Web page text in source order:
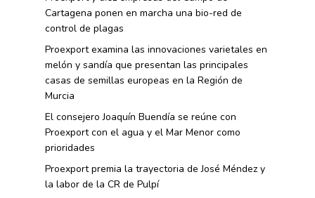
Cartagena ponen en marcha una bio-red de
control de plagas
Proexport examina las innovaciones varietales en
melón y sandía que presentan las principales
casas de semillas europeas en la Región de
Murcia
El consejero Joaquín Buendía se reúne con
Proexport con el agua y el Mar Menor como
prioridades
Proexport premia la trayectoria de José Méndez y
la labor de la CR de Pulpí
Sostenibilidad
Frutas Y Hortalizas
Sostenible